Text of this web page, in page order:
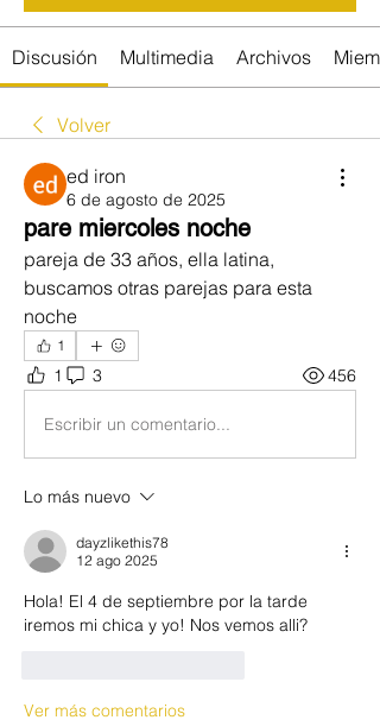
Discusión Multimedia Archivos
Volver
ed iron
6 de agosto de 2025
pare miercoles noche
pareja de 33 años, ella latina,
buscamos otras parejas para esta
noche
1
1 3 456
Escribir un comentario...
Lo más nuevo
dayzlikethis78
12 ago 2025
Hola! El 4 de septiembre por la tarde
iremos mi chica y yo! Nos vemos alli?
Ver más comentarios